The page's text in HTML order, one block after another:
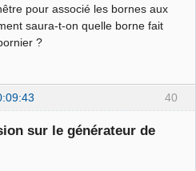
pour associé les bornes aux
saura-t-on quelle borne fait
?
40
sur le générateur de